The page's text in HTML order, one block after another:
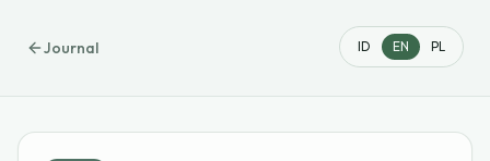
ID EN PL
Journal